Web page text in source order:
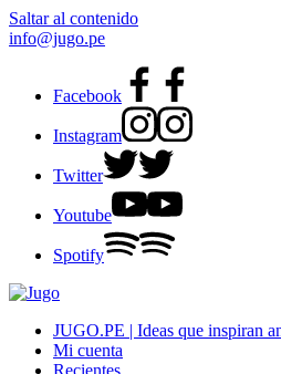
Saltar al contenido
info@jugo.pe
Facebook
Instagram
Twitter
Youtube
Spotify
JUGO.PE | Ideas que inspiran
Mi cuenta
Recientes